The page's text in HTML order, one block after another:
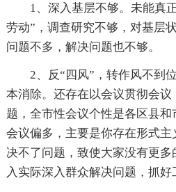
1、深入基层不够。未能真
劳动”，调查研究不够，对基层
问题不多，解决问题也不够。
2、反“四风”，转作风不到
本消除。还存在以会议贯彻会
题，全市性会议个性是各区县
会议偏多，主要是你存在形式
决不了问题，致使大家没有更
入实际深入群众解决问题，抓好